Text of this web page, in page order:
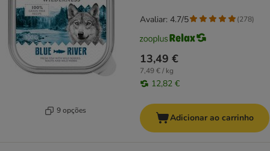
9 opções
13,49 €
7,49 € / kg
12,82 €
Avaliar: 4.7/5 (278)
Adicionar ao carrinho